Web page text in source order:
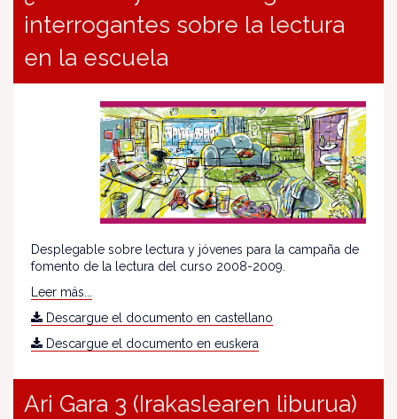
interrogantes sobre la lectura
en la escuela
Desplegable sobre lectura y jóvenes para la campaña de
fomento de la lectura del curso 2008-2009.
Leer más...
Descargue el documento en castellano
Descargue el documento en euskera
Ari Gara 3 (Irakaslearen liburua)